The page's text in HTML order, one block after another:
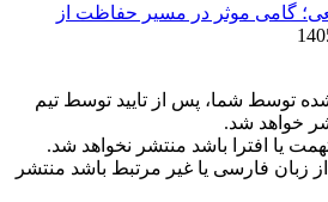
گامی موثر در مسیر حفاظت از
توسط شما، پس از تایید توسط تیم
خواهد شد.
یا افترا باشد منتشر نخواهد شد.
از زبان فارسی یا غیر مرتبط باشد منتشر